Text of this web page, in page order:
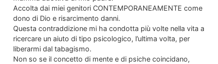
Accolta dai miei genitori CONTEMPORANEAMENTE come
dono di Dio e risarcimento danni.
Questa contraddizione mi ha condotta più volte nella vita a
ricercare un aiuto di tipo psicologico, l’ultima volta, per
liberarmi dal tabagismo.
Non so se il concetto di mente e di psiche coincidano,